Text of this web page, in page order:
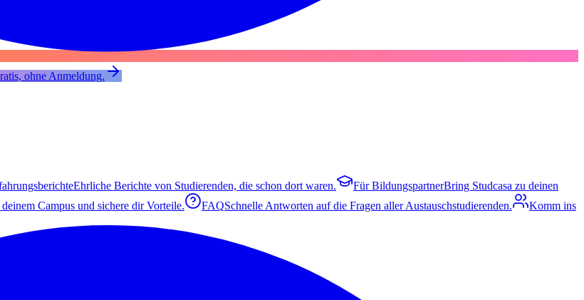
ohne Anmeldung.
Ehrliche Berichte von Studierenden, die schon dort waren. Für BildungspartnerBring Studcasa zu deinen
Campus und sichere dir Vorteile. FAQSchnelle Antworten auf die Fragen aller Austauschstudierenden.
Komm ins